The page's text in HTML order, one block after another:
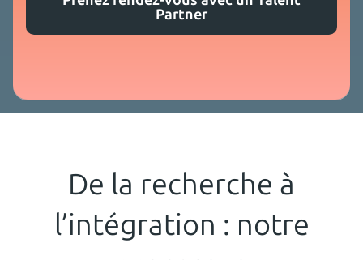
Partner
De la recherche à
l’intégration : notre